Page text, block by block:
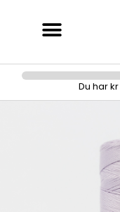
Du har